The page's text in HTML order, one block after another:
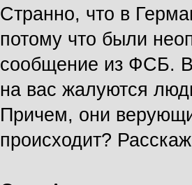
Странно, что в
потому что были
сообщение из ФСБ.
на вас жалуются
Причем, они
происходит?